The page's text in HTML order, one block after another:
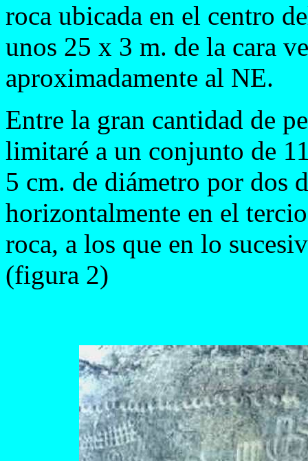
roca ubicada en el centro
unos 25 x 3 m. de la cara
aproximadamente al NE.
Entre la gran cantidad de
limitaré a un conjunto de
5 cm. de diámetro por dos
horizontalmente en el
roca, a los que en lo
(figura 2)